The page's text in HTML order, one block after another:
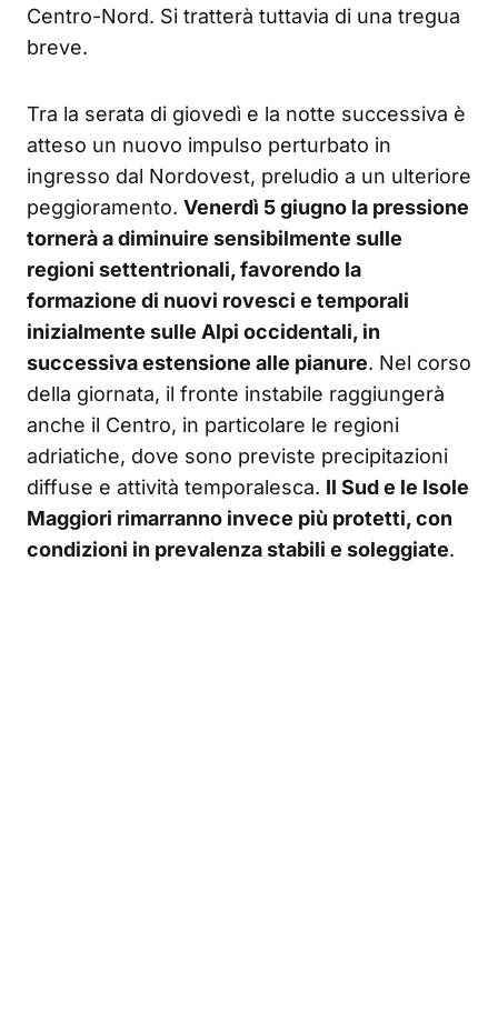
Centro-Nord. Si tratterà tuttavia di una tregua
breve.
Tra la serata di giovedì e la notte successiva è
atteso un nuovo impulso perturbato in
ingresso dal Nordovest, preludio a un ulteriore
peggioramento. Venerdì 5 giugno la pressione
tornerà a diminuire sensibilmente sulle
regioni settentrionali, favorendo la
formazione di nuovi rovesci e temporali
inizialmente sulle Alpi occidentali, in
successiva estensione alle pianure. Nel corso
della giornata, il fronte instabile raggiungerà
anche il Centro, in particolare le regioni
adriatiche, dove sono previste precipitazioni
diffuse e attività temporalesca. Il Sud e le Isole
Maggiori rimarranno invece più protetti, con
condizioni in prevalenza stabili e soleggiate.